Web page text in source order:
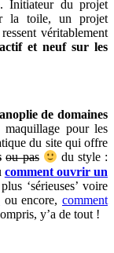
Initiateur du projet
la toile, un projet
véritablement
et neuf sur les
de domaines
pour les
du site qui offre
ou pas
du style :
comment ouvrir un
‘sérieuses’ voire
ou encore,comment
y’a de tout !